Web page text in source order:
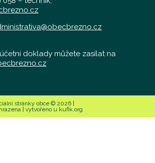
doklady můžete zasílat na
stránky obce © 2026 |
| vytvořeno u kufik.org